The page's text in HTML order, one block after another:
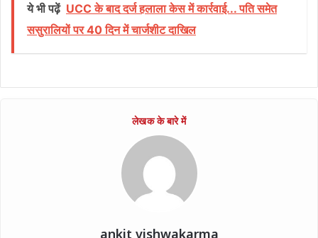
ये भी पढ़ें UCC के बाद दर्ज हलाला केस में कार्रवाई... पति समेत
ससुरालियों पर 40 दिन में चार्जशीट दाखिल